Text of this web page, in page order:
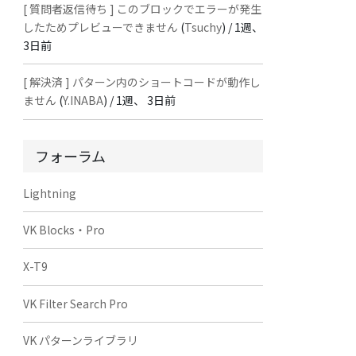
[ 質問者返信待ち ] このブロックでエラーが発生
したためプレビューできません (Tsuchy) /1週、
3日前
[ 解決済 ] パターン内のショートコードが動作し
ません (Y.INABA) /1週、 3日前
フォーラム
Lightning
VK Blocks・Pro
X-T9
VK Filter Search Pro
VK パターンライブラリ